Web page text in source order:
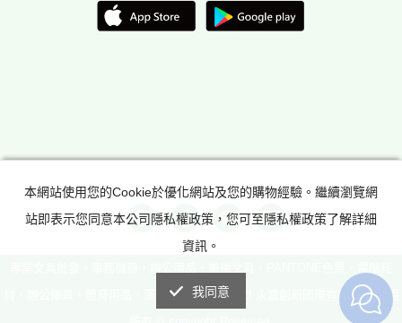
材，辦公傢具，體育用品，滿足所有辦公室需求! 永昌創新國際有限公司 版權
本網站使用您的Cookie於優化網站及您的購物經驗。繼續瀏覽網
站即表示您同意本公司隱私權政策，您可至隱私權政策了解詳細
資訊。
我同意